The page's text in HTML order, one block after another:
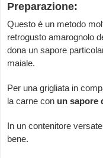
Preparazione:
Questo è un metodo
retrogusto amarognolo
dona un sapore
maiale.
Per una grigliata in
la carne con un sapore
In un contenitore
bene.